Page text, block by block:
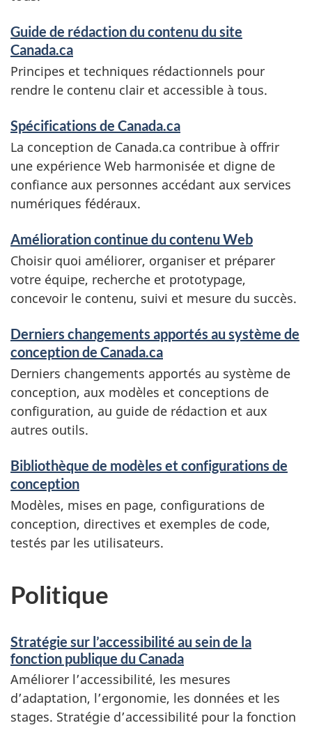
Guide de rédaction du contenu du site
Canada.ca
Principes et techniques rédactionnels pour
rendre le contenu clair et accessible à tous.
Spécifications de Canada.ca
La conception de Canada.ca contribue à offrir
une expérience Web harmonisée et digne de
confiance aux personnes accédant aux services
numériques fédéraux.
Amélioration continue du contenu Web
Choisir quoi améliorer, organiser et préparer
votre équipe, recherche et prototypage,
concevoir le contenu, suivi et mesure du succès.
Derniers changements apportés au système de
conception de Canada.ca
Derniers changements apportés au système de
conception, aux modèles et conceptions de
configuration, au guide de rédaction et aux
autres outils.
Bibliothèque de modèles et configurations de
conception
Modèles, mises en page, configurations de
conception, directives et exemples de code,
testés par les utilisateurs.
Politique
Stratégie sur l’accessibilité au sein de la
fonction publique du Canada
Améliorer l’accessibilité, les mesures
d’adaptation, l’ergonomie, les données et les
stages. Stratégie d’accessibilité pour la fonction